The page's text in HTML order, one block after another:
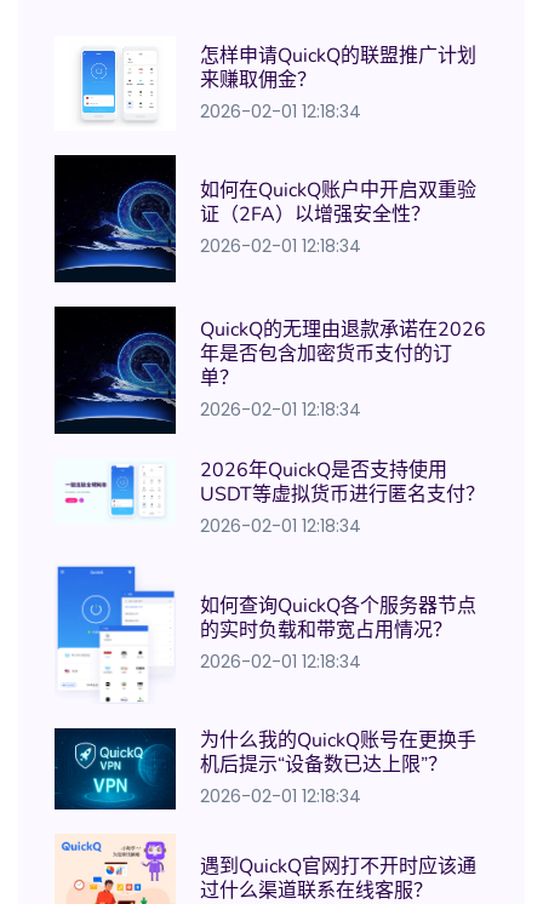
怎样申请QuickQ的联盟推广计划
来赚取佣金？
2026-02-01 12:18:34
如何在QuickQ账户中开启双重验
证（2FA）以增强安全性？
2026-02-01 12:18:34
QuickQ的无理由退款承诺在2026
年是否包含加密货币支付的订
单？
2026-02-01 12:18:34
2026年QuickQ是否支持使用
USDT等虚拟货币进行匿名支付？
2026-02-01 12:18:34
如何查询QuickQ各个服务器节点
的实时负载和带宽占用情况？
2026-02-01 12:18:34
为什么我的QuickQ账号在更换手
机后提示“设备数已达上限”？
2026-02-01 12:18:34
遇到QuickQ官网打不开时应该通
过什么渠道联系在线客服？